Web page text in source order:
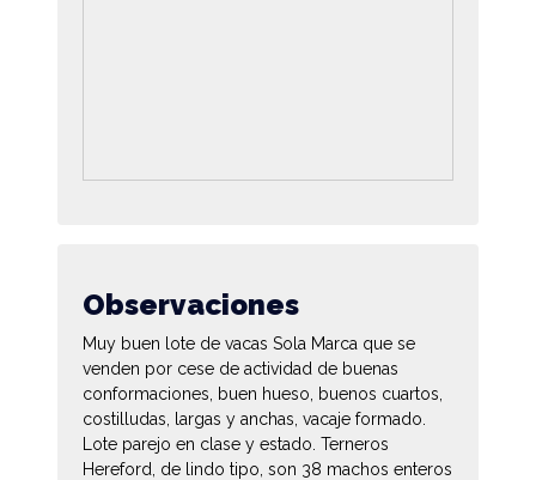
Observaciones
Muy buen lote de vacas Sola Marca que se
venden por cese de actividad de buenas
conformaciones, buen hueso, buenos cuartos,
costilludas, largas y anchas, vacaje formado.
Lote parejo en clase y estado. Terneros
Hereford, de lindo tipo, son 38 machos enteros